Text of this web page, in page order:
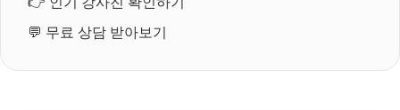
💬 무료 상담 받아보기